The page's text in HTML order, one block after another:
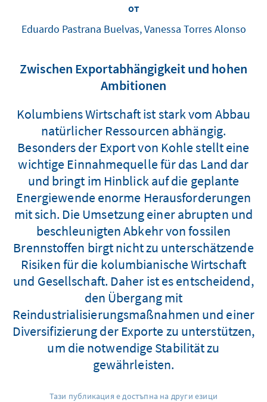
от
Eduardo Pastrana Buelvas, Vanessa Torres Alonso
Zwischen Exportabhängigkeit und hohen
Ambitionen
Kolumbiens Wirtschaft ist stark vom Abbau
natürlicher Ressourcen abhängig.
Besonders der Export von Kohle stellt eine
wichtige Einnahmequelle für das Land dar
und bringt im Hinblick auf die geplante
Energiewende enorme Herausforderungen
mit sich. Die Umsetzung einer abrupten und
beschleunigten Abkehr von fossilen
Brennstoffen birgt nicht zu unterschätzende
Risiken für die kolumbianische Wirtschaft
und Gesellschaft. Daher ist es entscheidend,
den Übergang mit
Reindustrialisierungsmaßnahmen und einer
Diversifizierung der Exporte zu unterstützen,
um die notwendige Stabilität zu
gewährleisten.
Тази публикация е достъпна на други езици